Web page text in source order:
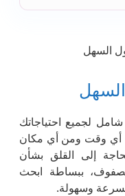
السهل
شامل لجميع احتياجاتك
أي وقت ومن أي مكان
إلى القلق بشأن
ببساطة ابحث
بسرعة وسهولة.